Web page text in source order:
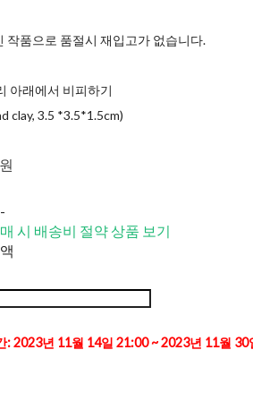
작품으로 품절시 재입고가 없습니다.
아래에서 비피하기
clay, 3.5 *3.5*1.5cm)
-
시 배송비 절약 상품 보기
: 2023년 11월 14일 21:00 ~ 2023년 11월 30